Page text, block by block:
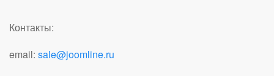
Контакты:
email: sale@joomline.ru